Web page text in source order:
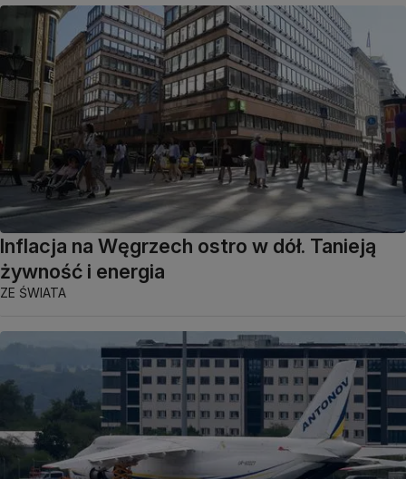
Inflacja na Węgrzech ostro w dół. Tanieją
żywność i energia
ZE ŚWIATA